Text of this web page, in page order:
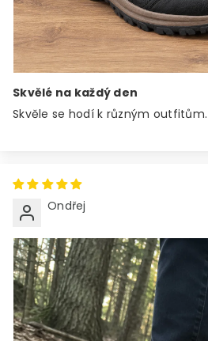
Skvělé na každý den
Skvěle se hodí k různým outfitům.
Ondřej